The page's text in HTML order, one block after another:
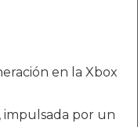
en la Xbox
impulsada por un